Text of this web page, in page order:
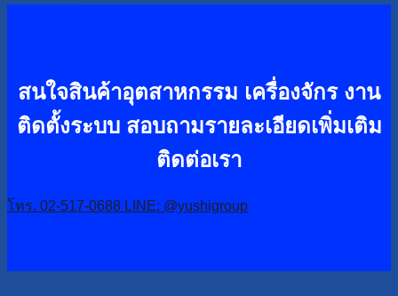
สนใจสินค้าอุตสาหกรรม เครื่องจักร งาน
ติดตั้งระบบ สอบถามรายละเอียดเพิ่มเติม
ติดต่อเรา
โทร. 02-517-0688 LINE: @yushigroup